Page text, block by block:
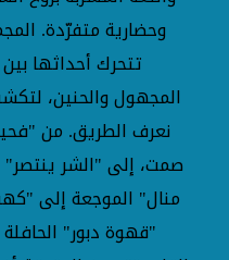
وحضارية متفرّدة.
تتحرك أحداثها
المجهول والحنين،
نعرف الطريق. من
صمت، إلى "الشر ينتصر"
منال" الموجعة إلى
"قهوة دبور"